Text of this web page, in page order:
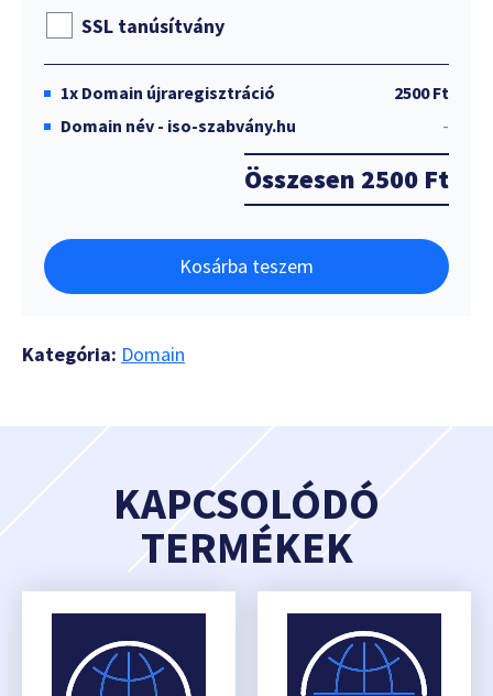
SSL tanúsítvány
1x Domain újraregisztráció
2500 Ft
Domain név - iso-szabvány.hu
-
Összesen 2500 Ft
Kosárba teszem
Kategória: Domain
KAPCSOLÓDÓ
TERMÉKEK